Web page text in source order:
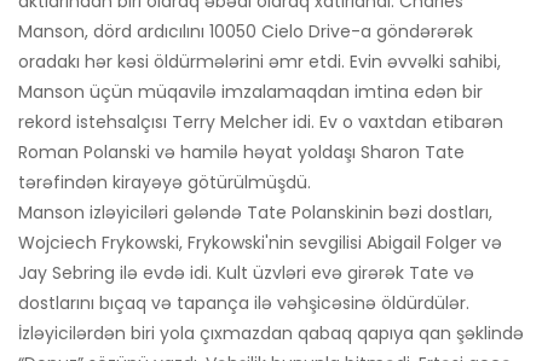
Manson, dörd ardıcılını 10050 Cielo Drive-a göndərərək
oradakı hər kəsi öldürmələrini əmr etdi. Evin əvvəlki sahibi,
Manson üçün müqavilə imzalamaqdan imtina edən bir
rekord istehsalçısı Terry Melcher idi. Ev o vaxtdan etibarən
Roman Polanski və hamilə həyat yoldaşı Sharon Tate
tərəfindən kirayəyə götürülmüşdü.
Manson izləyiciləri gələndə Tate Polanskinin bəzi dostları,
Wojciech Frykowski, Frykowski'nin sevgilisi Abigail Folger və
Jay Sebring ilə evdə idi. Kult üzvləri evə girərək Tate və
dostlarını bıçaq və tapança ilə vəhşicəsinə öldürdülər.
İzləyicilərdən biri yola çıxmazdan qabaq qapıya qan şəklində